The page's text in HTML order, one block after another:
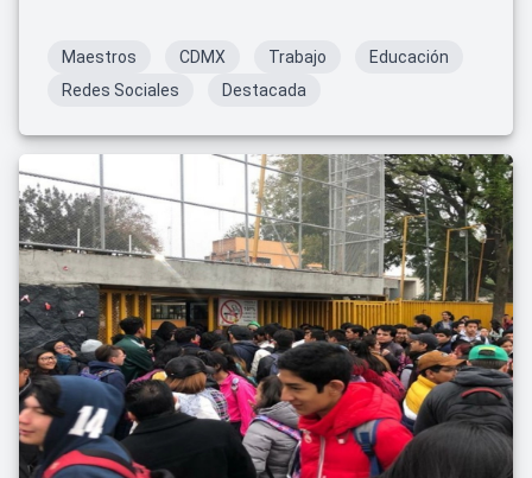
Maestros CDMX Trabajo
Educación
Redes Sociales
Destacada